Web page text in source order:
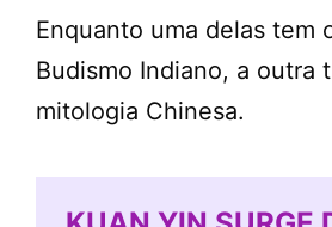
Enquanto uma delas tem
Budismo Indiano, a outra
mitologia Chinesa.